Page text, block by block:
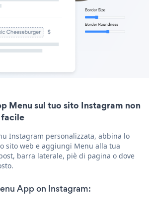
Menu sul tuo sito Instagram non
Instagram personalizzata, abbina lo
sito web e aggiungi Menu alla tua
barra laterale, piè di pagina o dove
App on Instagram: